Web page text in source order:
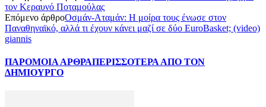
τον Κεραυνό Ποταμούλας
Επόμενο άρθροΟσμάν-Αταμάν: Η μοίρα τους ένωσε στον
Παναθηναϊκό, αλλά τι έχουν κάνει μαζί σε δύο EuroBasket; (video)
giannis
ΠΑΡΟΜΟΙΑ ΑΡΘΡΑΠΕΡΙΣΣΟΤΕΡΑ ΑΠΟ ΤΟΝ
ΔΗΜΙΟΥΡΓΟ